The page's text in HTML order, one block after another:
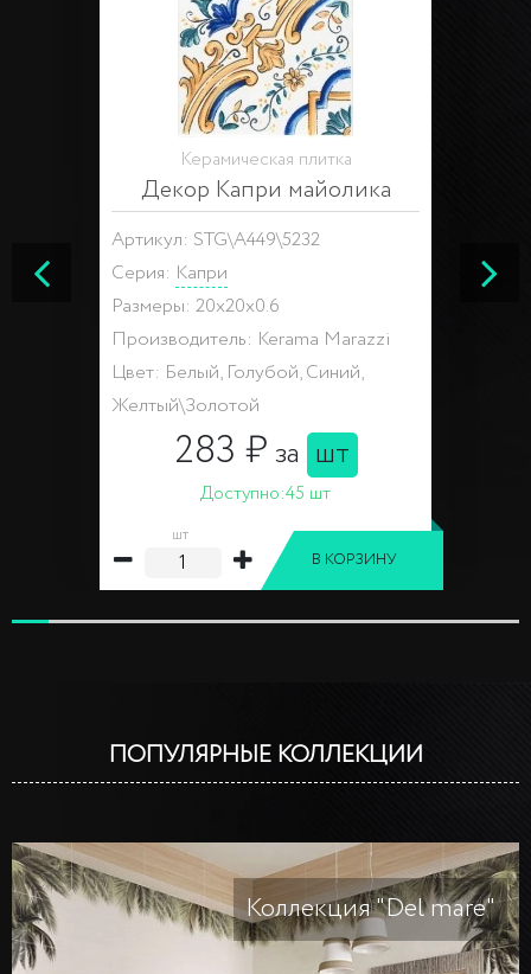
Керамическая плитка
Декор Капри майолика
Артикул: STG\A449\5232
Серия: Капри
Размеры: 20x20x0.6
Производитель: Kerama Marazzi
Цвет: Белый, Голубой, Синий,
Желтый\Золотой
283 ₽за шт
Доступно:45 шт
шт
В КОРЗИНУ
ПОПУЛЯРНЫЕ КОЛЛЕКЦИИ
Коллекция "Del mare"